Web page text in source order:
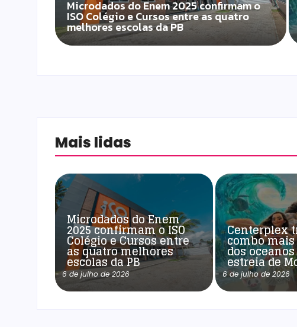
Microdados do Enem 2025 confirmam o
ISO Colégio e Cursos entre as quatro
melhores escolas da PB
Mais lidas
Microdados do Enem
2025 confirmam o ISO
Colégio e Cursos entre
as quatro melhores
escolas da PB
- 6 de julho de 2026
Centerplex
combo
dos
estreia de
- 6 de julho de 2026